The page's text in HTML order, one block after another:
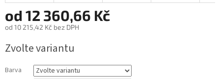
od 12 360,66 Kč
od 10 215,42 Kč bez DPH
cena:
Zvolte variantu
Barva